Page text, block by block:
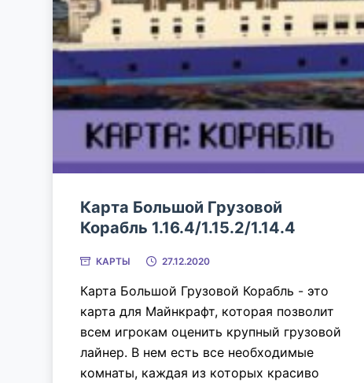
Карта Большой Грузовой
Корабль 1.16.4/1.15.2/1.14.4
КАРТЫ 27.12.2020
Карта Большой Грузовой Корабль - это
карта для Майнкрафт, которая позволит
всем игрокам оценить крупный грузовой
лайнер. В нем есть все необходимые
комнаты, каждая из которых красиво